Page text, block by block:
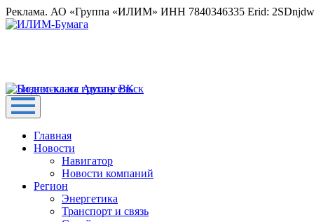
Реклама. АО «Группа «ИЛИМ» ИНН 7840346335 Erid:
Главная
Новости
Навигатор
Новости компаний
Регион
Энергетика
Транспорт и связь